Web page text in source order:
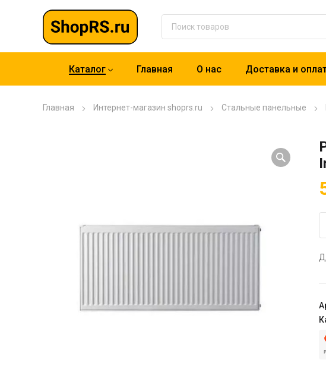
Каталог Главная О нас Доставка и
Главная Интернет-магазин shoprs.ru Стальные панельные